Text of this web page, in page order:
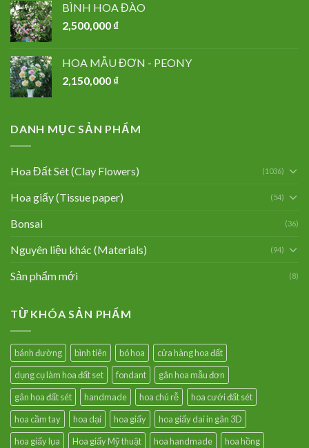
BÌNH HOA ĐÀO
2,500,000 ₫
HOA MẪU ĐƠN - PEONY
2,150,000 ₫
DANH MỤC SẢN PHẨM
Hoa Đất Sét (Clay Flowers) (1036)
Hoa giấy (Tissue paper) (54)
Bonsai (36)
Nguyên liệu khác (Materials) (94)
Sản phẩm mới (8)
TỪ KHÓA SẢN PHẨM
bánh đường bình tiên bó hoa
cửa hàng hoa đất
dụng cụ làm hoa đất set
fondant
gân hoa mẫu đơn
gân hoa đất sét
handmade hoa chú rễ
hoa cưới đất sét
hoa cầm tay
hoa dại hoa giấy
hoa giấy dai in gân 3D
hoa giấy lụa
Hoa giấy Mỹ thuật hoa handmade hoa hồng